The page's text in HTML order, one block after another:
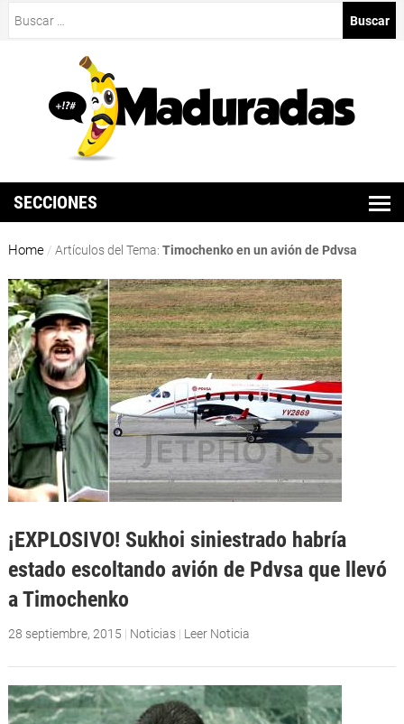
SECCIONES
Home / Artículos del Tema: Timochenko en un avión de Pdvsa
¡EXPLOSIVO! Sukhoi siniestrado habría
estado escoltando avión de Pdvsa que llevó
a Timochenko
28 septiembre, 2015 | Noticias | Leer Noticia